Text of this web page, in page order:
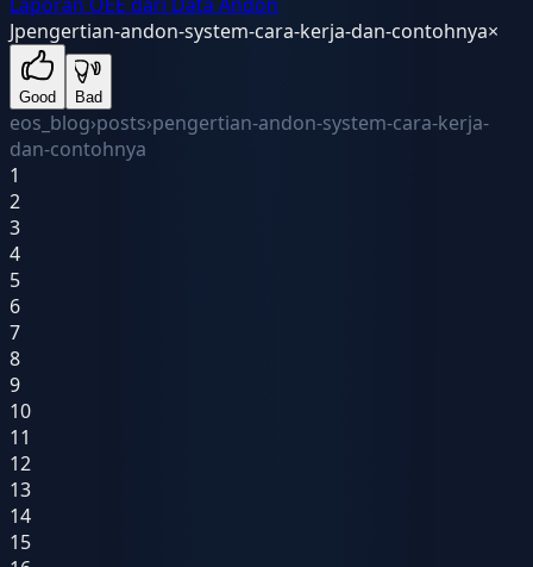
Jpengertian-andon-system-cara-kerja-dan-contohnya×
Good Bad
eos_blog›posts›pengertian-andon-system-cara-kerja-
dan-contohnya
1
2
3
4
5
6
7
8
9
10
11
12
13
14
15